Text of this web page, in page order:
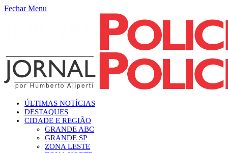
Fechar Menu
ÚLTIMAS NOTÍCIAS
DESTAQUES
CIDADE E REGIÃO
GRANDE ABC
GRANDE SP
ZONA LESTE